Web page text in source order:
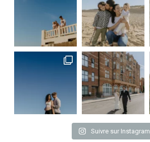
Suivre sur Instagram